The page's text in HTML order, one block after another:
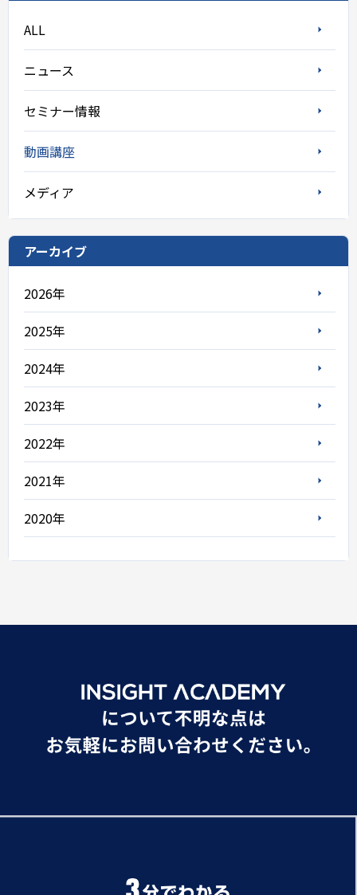
ALL
ニュース
セミナー情報
動画講座
メディア
アーカイブ
2026年
2025年
2024年
2023年
2022年
2021年
2020年